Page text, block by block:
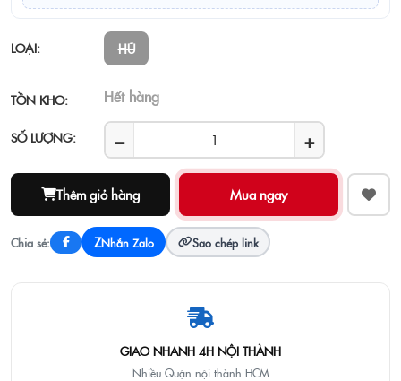
LOẠI: HŨ
TỒN KHO: Hết hàng
SỐ LƯỢNG: − +
Thêm giỏ hàng
Chia sẻ: ZNhắn Zalo Sao chép link
GIAO NHANH 4H NỘI THÀNH
Nhiều Quận nội thành HCM